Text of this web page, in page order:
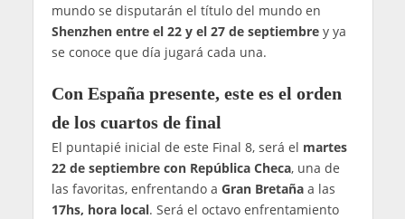
mundo se disputarán el título del mundo en
Shenzhen entre el 22 y el 27 de septiembrey ya
se conoce que día jugará cada una.
Con España presente, este es el orden
de los cuartos de final
El puntapié inicial de este Final 8, será el martes
22 de septiembre con República Checa, una de
las favoritas, enfrentando a Gran Bretañaa las
17hs, hora local. Será el octavo enfrentamiento